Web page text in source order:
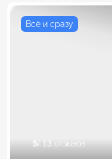
Всё и сразу
5/ 13 отзывов